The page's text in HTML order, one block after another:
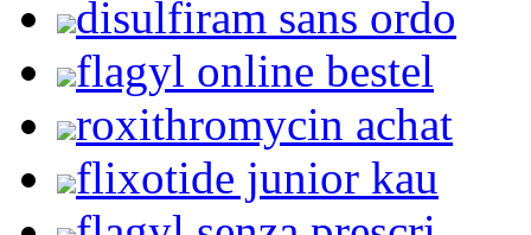
disulfiram sans ordo
flagyl online bestel
roxithromycin achat
flixotide junior kau